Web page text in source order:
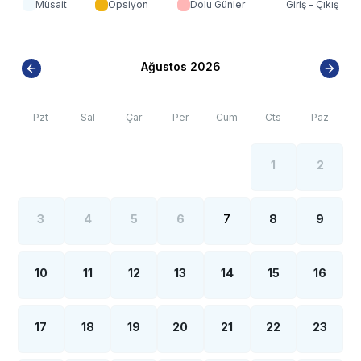
yoğun nüfus artışı sebebiyle; bölge genelinde nadiren
Müsait Opsiyon Dolu Günler Giriş - Çıkış
Ağustos 2026
Pzt Sal Çar Per Cum Cts Paz
1 2
3 4 5 6 7 8 9
10 11 12 13 14 15 16
17 18 19 20 21 22 23